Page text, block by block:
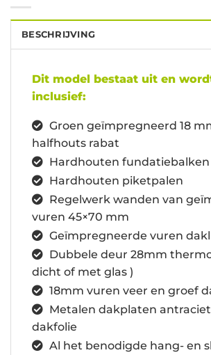
BESCHRIJVING
Dit model bestaat uit en
inclusief:
Groen geïmpregneerd 18
halfhouts rabat
Hardhouten fundatiebalken
Hardhouten piketpalen
Regelwerk wanden van
vuren 45×70 mm
Geïmpregneerde vuren
Dubbele deur 28mm
dicht of met glas )
18mm vuren veer en groef
Metalen dakplaten
dakfolie
Al het benodigde hang- en